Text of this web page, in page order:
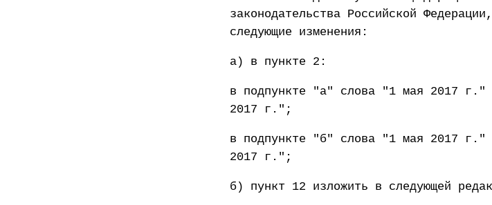
законодательства Российской
следующие изменения:
а) в пункте 2:
в подпункте "а" слова "1 мая 2017 г."
2017 г.";
в подпункте "б" слова "1 мая 2017 г."
2017 г.";
б) пункт 12 изложить в следующей